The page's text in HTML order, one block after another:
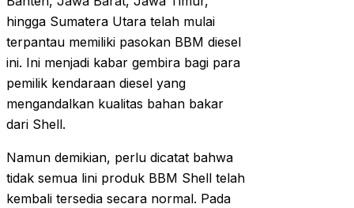
hingga Sumatera Utara telah mulai
terpantau memiliki pasokan BBM diesel
ini. Ini menjadi kabar gembira bagi para
pemilik kendaraan diesel yang
mengandalkan kualitas bahan bakar
dari Shell.
Namun demikian, perlu dicatat bahwa
tidak semua lini produk BBM Shell telah
kembali tersedia secara normal. Pada